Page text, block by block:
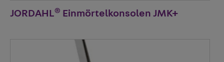
JORDAHL® Einmörtelkonsolen JMK+